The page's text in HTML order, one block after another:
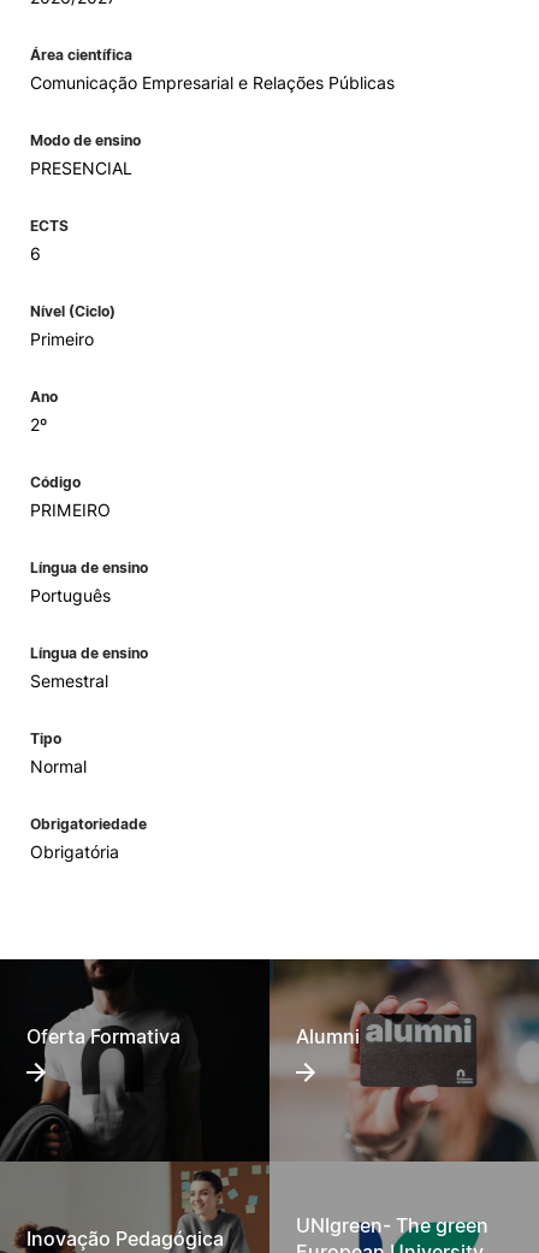
Área científica
Comunicação Empresarial e Relações Públicas
Modo de ensino
PRESENCIAL
ECTS
6
Nível (Ciclo)
Primeiro
Ano
2º
Código
PRIMEIRO
Língua de ensino
Português
Língua de ensino
Semestral
Tipo
Normal
Obrigatoriedade
Obrigatória
Oferta Formativa Alumni
Inovação Pedagógica
UNIgreen- The green